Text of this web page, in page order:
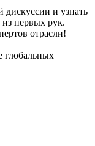
и узнать
из первых рук.
отрасли!
глобальных